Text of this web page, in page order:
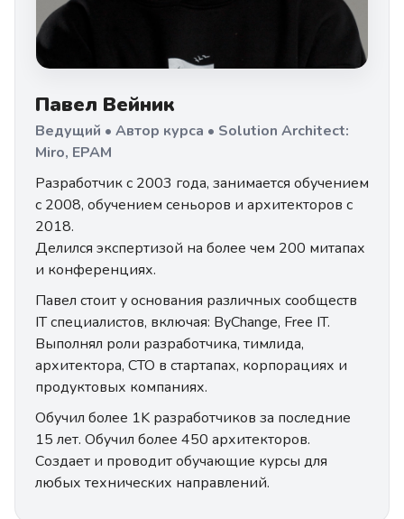
Павел Вейник
Ведущий • Автор курса • Solution Architect:
Miro, EPAM
Разработчик с 2003 года, занимается обучением
с 2008, обучением сеньоров и архитекторов с
2018.
Делился экспертизой на более чем 200 митапах
и конференциях.
Павел стоит у основания различных сообществ
IT специалистов, включая: ByChange, Free IT.
Выполнял роли разработчика, тимлида,
архитектора, CTO в стартапах, корпорациях и
продуктовых компаниях.
Обучил более 1K разработчиков за последние
15 лет. Обучил более 450 архитекторов.
Создает и проводит обучающие курсы для
любых технических направлений.